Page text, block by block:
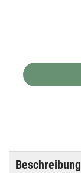
Beschreibung